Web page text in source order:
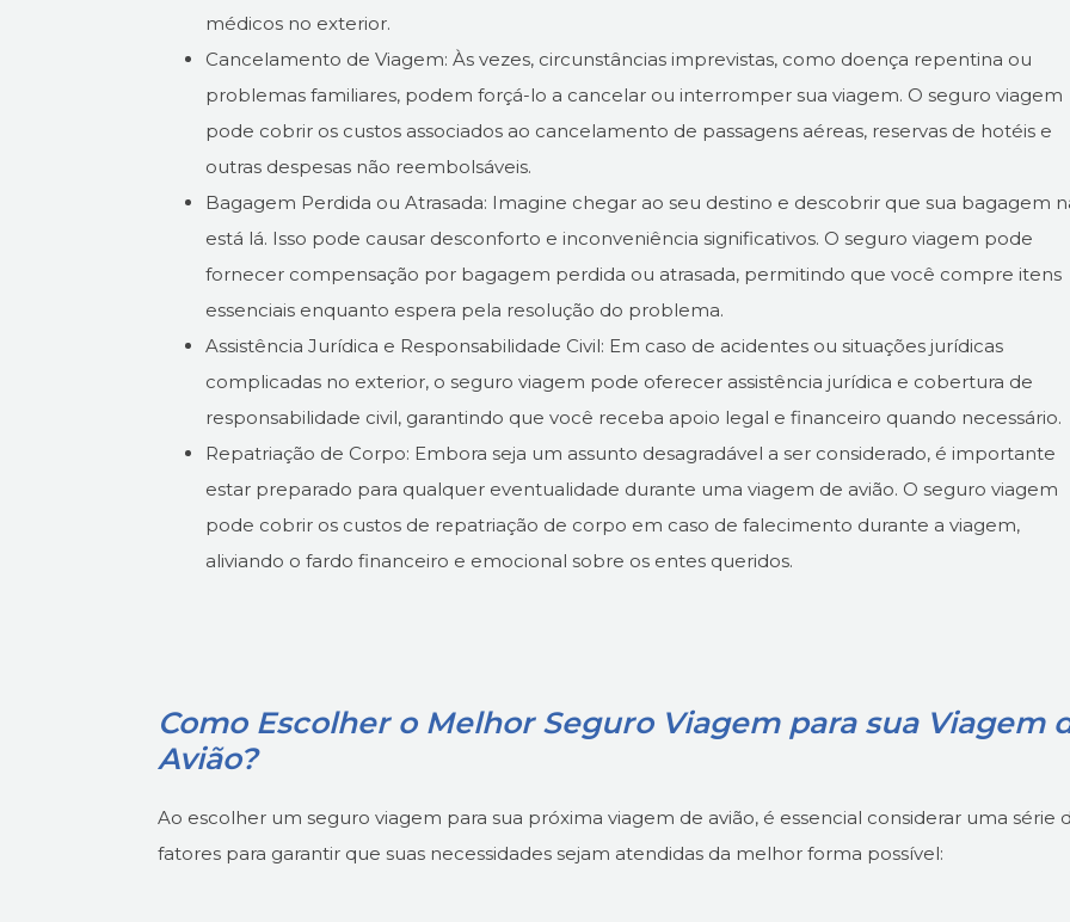
médicos no exterior.
Cancelamento de Viagem: Às vezes, circunstâncias imprevistas, como doença repentina ou
problemas familiares, podem forçá-lo a cancelar ou interromper sua viagem. O seguro viagem
pode cobrir os custos associados ao cancelamento de passagens aéreas, reservas de hotéis e
outras despesas não reembolsáveis.
Bagagem Perdida ou Atrasada: Imagine chegar ao seu destino e descobrir que sua bagagem
está lá. Isso pode causar desconforto e inconveniência significativos. O seguro viagem pode
fornecer compensação por bagagem perdida ou atrasada, permitindo que você compre itens
essenciais enquanto espera pela resolução do problema.
Assistência Jurídica e Responsabilidade Civil: Em caso de acidentes ou situações jurídicas
complicadas no exterior, o seguro viagem pode oferecer assistência jurídica e cobertura de
responsabilidade civil, garantindo que você receba apoio legal e financeiro quando necessário.
Repatriação de Corpo: Embora seja um assunto desagradável a ser considerado, é importante
estar preparado para qualquer eventualidade durante uma viagem de avião. O seguro viagem
pode cobrir os custos de repatriação de corpo em caso de falecimento durante a viagem,
aliviando o fardo financeiro e emocional sobre os entes queridos.
Como Escolher o Melhor Seguro Viagem para sua Viagem
Avião?
Ao escolher um seguro viagem para sua próxima viagem de avião, é essencial considerar uma série
fatores para garantir que suas necessidades sejam atendidas da melhor forma possível: